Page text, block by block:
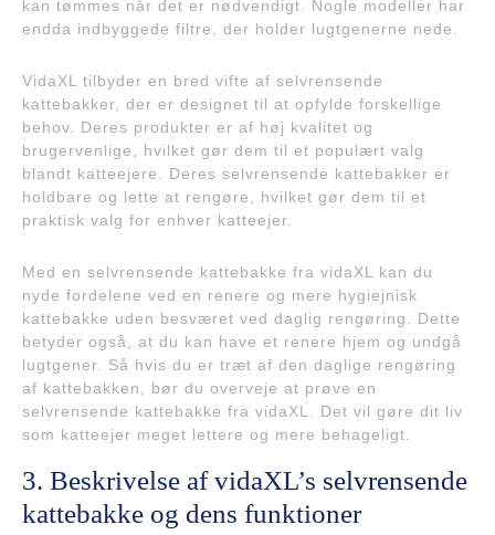
kan tømmes når det er nødvendigt. Nogle modeller har
endda indbyggede filtre, der holder lugtgenerne nede.
VidaXL tilbyder en bred vifte af selvrensende
kattebakker, der er designet til at opfylde forskellige
behov. Deres produkter er af høj kvalitet og
brugervenlige, hvilket gør dem til et populært valg
blandt katteejere. Deres selvrensende kattebakker er
holdbare og lette at rengøre, hvilket gør dem til et
praktisk valg for enhver katteejer.
Med en selvrensende kattebakke fra vidaXL kan du
nyde fordelene ved en renere og mere hygiejnisk
kattebakke uden besværet ved daglig rengøring. Dette
betyder også, at du kan have et renere hjem og undgå
lugtgener. Så hvis du er træt af den daglige rengøring
af kattebakken, bør du overveje at prøve en
selvrensende kattebakke fra vidaXL. Det vil gøre dit liv
som katteejer meget lettere og mere behageligt.
3. Beskrivelse af vidaXL’s selvrensende
kattebakke og dens funktioner